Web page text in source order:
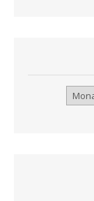
Archiv